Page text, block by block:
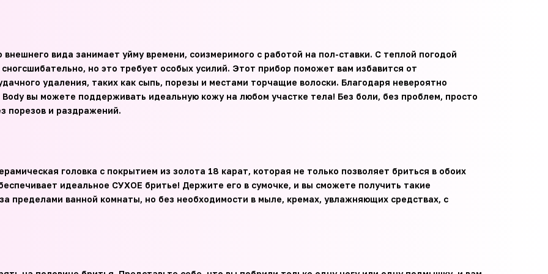
вида занимает уйму времени, соизмеримого с работой на пол-ставки. С теплой погодой
но это требует особых усилий. Этот прибор поможет вам избавится от
удаления, таких как сыпь, порезы и местами торчащие волоски. Благодаря невероятно
вы можете поддерживать идеальную кожу на любом участке тела! Без боли, без проблем, просто
порезов и раздражений.
головка с покрытием из золота 18 карат, которая не только позволяет бриться в обоих
идеальное СУХОЕ бритье! Держите его в сумочке, и вы сможете получить такие
пределами ванной комнаты, но без необходимости в мыле, кремах, увлажняющих средствах, с